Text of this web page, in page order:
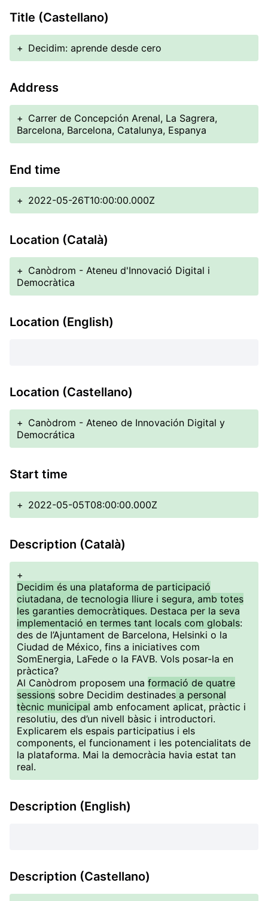
Title (Castellano)
+ Decidim: aprende desde cero
Address
+ Carrer de Concepción Arenal, La Sagrera,
Barcelona, Barcelona, Catalunya, Espanya
End time
+ 2022-05-26T10:00:00.000Z
Location (Català)
+ Canòdrom - Ateneu d'Innovació Digital i
Democràtica
Location (English)
Location (Castellano)
+ Canòdrom - Ateneo de Innovación Digital y
Democrática
Start time
+ 2022-05-05T08:00:00.000Z
Description (Català)
+
Decidim és una plataforma de participació
ciutadana, de tecnologia lliure i segura, amb totes
les garanties democràtiques. Destaca per la seva
implementació en termes tant locals com globals:
des de l’Ajuntament de Barcelona, Helsinki o la
Ciudad de México, fins a iniciatives com
SomEnergia, LaFede o la FAVB. Vols posar-la en
pràctica?
Al Canòdrom proposem una formació de quatre
sessions sobre Decidim destinades a personal
tècnic municipal amb enfocament aplicat, pràctic i
resolutiu, des d’un nivell bàsic i introductori.
Explicarem els espais participatius i els
components, el funcionament i les potencialitats de
la plataforma. Mai la democràcia havia estat tan
real.
Description (English)
Description (Castellano)